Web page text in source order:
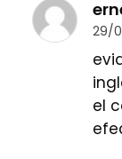
29/
el